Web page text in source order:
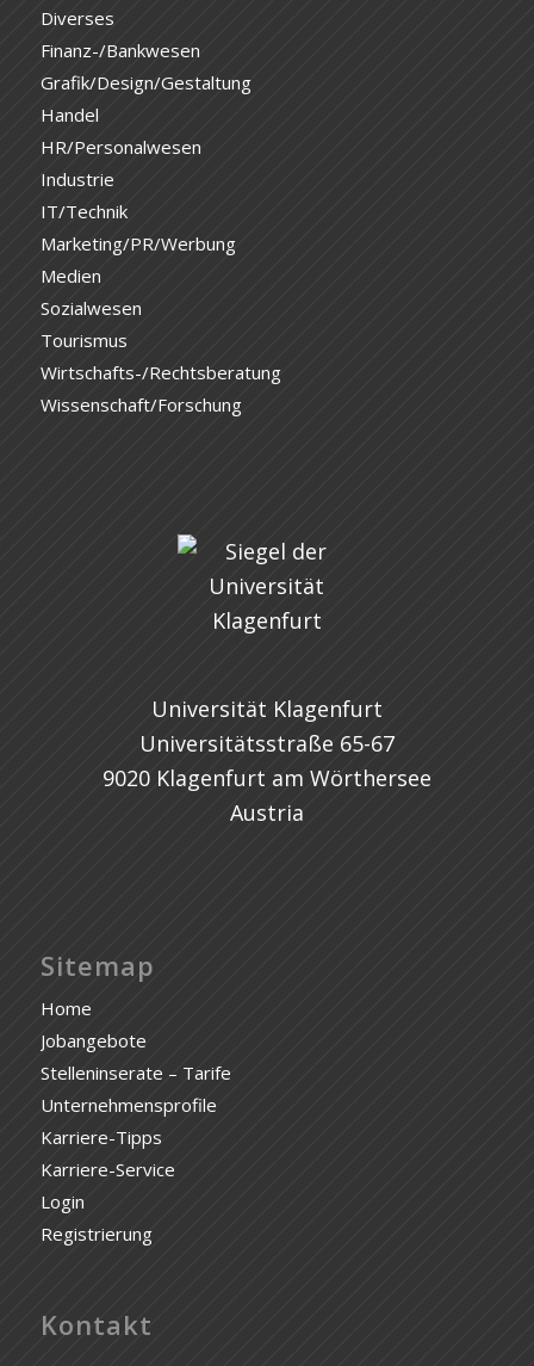
Diverses
Finanz-/Bankwesen
Grafik/Design/Gestaltung
Handel
HR/Personalwesen
Industrie
IT/Technik
Marketing/PR/Werbung
Medien
Sozialwesen
Tourismus
Wirtschafts-/Rechtsberatung
Wissenschaft/Forschung
Universität Klagenfurt
Universitätsstraße 65-67
9020 Klagenfurt am Wörthersee
Austria
Sitemap
Home
Jobangebote
Stelleninserate – Tarife
Unternehmensprofile
Karriere-Tipps
Karriere-Service
Login
Registrierung
Kontakt